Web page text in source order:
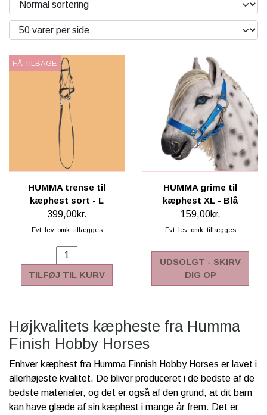
VÆRELSE & SPISETID
SCHLEICH® HEST & TILBEHØR
SKOLE, KREA & TILBEHØR
TASKER & PUNGE
FÅ TILBAGE
HUMMA trense til
kæphest sort - L
399,00kr.
Evt. lev. omk. tillægges
TILFØJ TIL KURV
HUMMA grime til
kæphest XL - Blå
159,00kr.
Evt. lev. omk. tillægges
UDSOLGT - SKIRV
DIG OP
Højkvalitets kæpheste fra Humma
Finish Hobby Horses
Enhver kæphest fra Humma Finnish Hobby Horses er lavet i
allerhøjeste kvalitet. De bliver produceret i de bedste af de
bedste materialer, og det er også af den grund, at dit barn
kan have glæde af sin kæphest i mange år frem. Det er